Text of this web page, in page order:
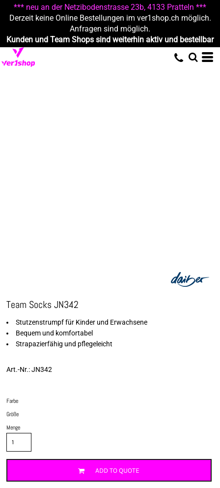
*** neu an der Netzibodenstrasse 23b, 4133 Pratteln ***
Derzeit keine Online Bestellungen im ver1shop.ch möglich.
Anfragen sind möglich.
Kunden und Team Shops sind weiterhin aktiv und bestellbar
Team Socks JN342
Stutzenstrumpf für Kinder und Erwachsene
Bequem und komfortabel
Strapazierfähig und pflegeleicht
Art.-Nr.: JN342
Farbe
Größe
Menge
ADD TO QUOTE